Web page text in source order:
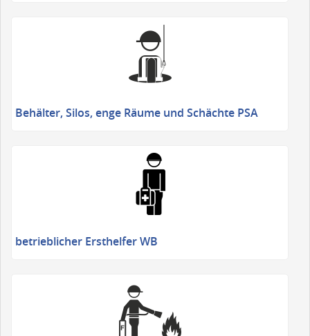
Behälter, Silos, enge Räume und Schächte PSA
betrieblicher Ersthelfer WB